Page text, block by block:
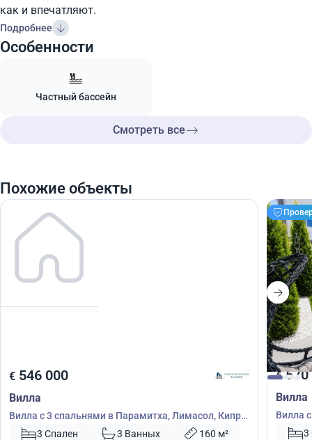
как и впечатляют.
Подробнее
Особенности
Частный бассейн
Смотреть все
Похожие объекты
€ 546 000
Вилла
Вилла с 3 спальнями в Парамитха, Лимасол, Кипр
№ 516603 Спален 3 Ванных
160 м²
€570
Вилла
Вилла
550693